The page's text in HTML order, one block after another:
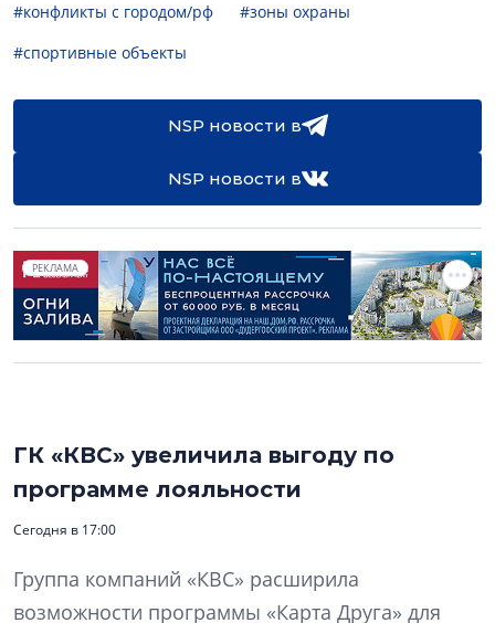
#конфликты с городом/рф
#зоны охраны
#спортивные объекты
NSP новости в
NSP новости в
РЕКЛАМА
ГК «КВС» увеличила выгоду по
программе лояльности
Сегодня в 17:00
Группа компаний «КВС» расширила
возможности программы «Карта Друга» для